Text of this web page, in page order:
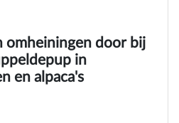
omheiningen door bij
in
en alpaca's